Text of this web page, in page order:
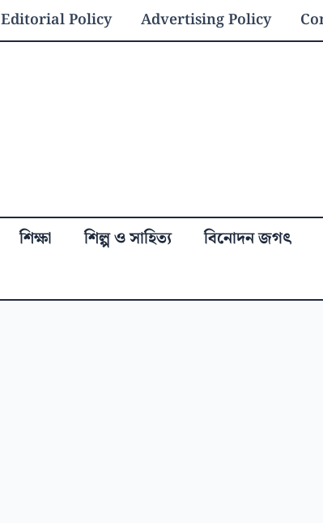
Editorial Policy Advertising Policy
শিক্ষা শিল্প ও সাহিত্য বিনোদন জগৎ